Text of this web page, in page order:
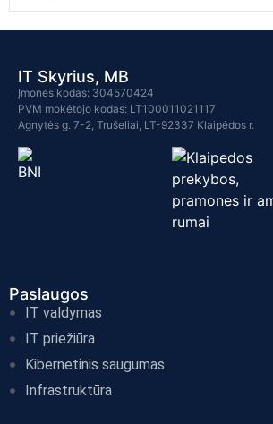
IT Skyrius, MB
Įmonės kodas: 304570424
PVM mokėtojo kodas: LT100011021117
Agnytės g. 7-2, Trušeliai, LT-92337 Klaipėdos r.
Paslaugos
IT valdymas
IT priežiūra
Kibernetinis saugumas
Infrastruktūra